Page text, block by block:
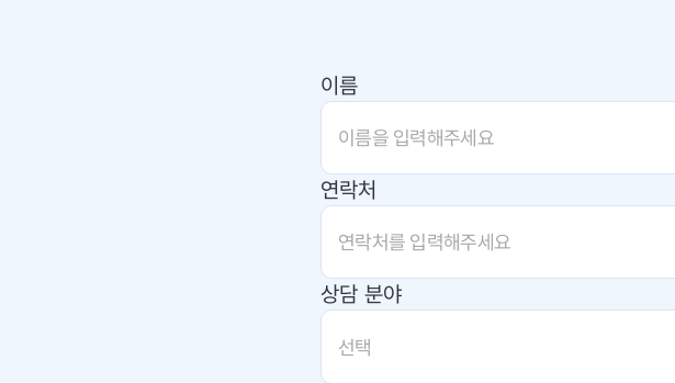
이름
연락처
상담 분야
선택